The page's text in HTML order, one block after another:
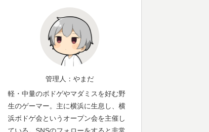
管理人：やまだ
軽・中量のボドゲやマダミスを好む野
生のゲーマー。主に横浜に生息し、横
浜ボドゲ会というオープン会を主催し
ている。SNSのフォローをすると非常